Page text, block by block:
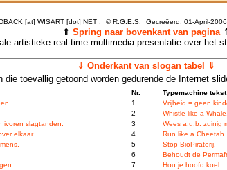
[at] WISART [dot] NET . ©R.G.E.S. Gecreëerd: 01-April-
⇑ Spring naar bovenkant van pagina
artistieke real-time multimedia presentatie over het
⇓ Onderkant van slogan tabel ⇓
die toevallig getoond worden gedurende de Internet
Nr.
Typemachine
1
Vrijheid = geen
2
Whistle like a Whale.
ivoren slagtanden.
3
Wees a.u.b. zuinig
elkaar.
4
Run like a Cheetah.
5
Stop BioPiraterij.
6
Behoudt de
7
Hou je hoofd koel .